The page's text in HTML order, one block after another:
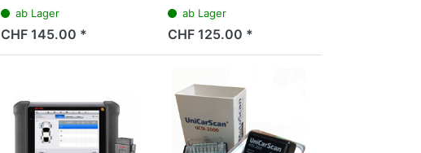
ab Lager
CHF 145.00 *
ab Lager
CHF 125.00 *